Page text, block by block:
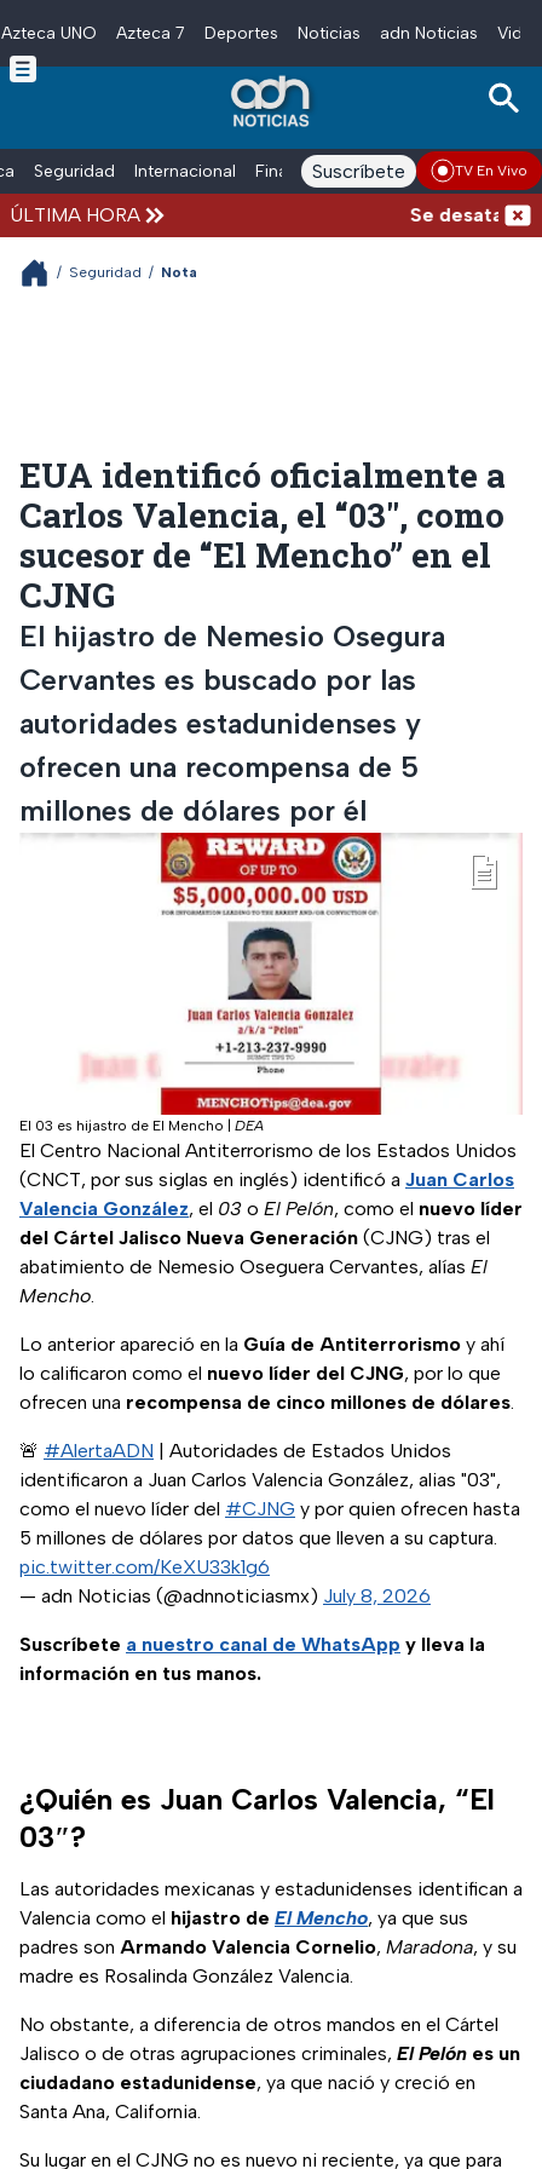
Skip to main content
Azteca UNO Azteca 7 Deportes Noticias adn Noticias
Seguridad Internacional Finanzas adn Noticias Radio
Suscríbete TV En Vivo
ÚLTIMA HORA Se desata
/ Seguridad / Nota
EUA identificó oficialmente a
Carlos Valencia, el “03″, como
sucesor de “El Mencho” en el
CJNG
El hijastro de Nemesio Osegura
Cervantes es buscado por las
autoridades estadunidenses y
ofrecen una recompensa de 5
millones de dólares por él
El 03 es hijastro de El Mencho DEA
El Centro Nacional Antiterrorismo de los Estados Unidos
(CNCT, por sus siglas en inglés) identificó a Juan Carlos
Valencia González, el 03 o El Pelón, como el nuevo líder
del Cártel Jalisco Nueva Generación (CJNG) tras el
abatimiento de Nemesio Oseguera Cervantes, alías El
Mencho.
Lo anterior apareció en la Guía de Antiterrorismo y ahí
lo calificaron como el nuevo líder del CJNG, por lo que
ofrecen una recompensa de cinco millones de dólares.
🚨 #AlertaADN | Autoridades de Estados Unidos
identificaron a Juan Carlos Valencia González, alias "03",
como el nuevo líder del #CJNG y por quien ofrecen hasta
5 millones de dólares por datos que lleven a su captura.
pic.twitter.com/KeXU33k1g6
— adn Noticias (@adnnoticiasmx) July 8, 2026
Suscríbete a nuestro canal de WhatsApp y lleva la
información en tus manos.
¿Quién es Juan Carlos Valencia, “El
03″?
Las autoridades mexicanas y estadunidenses identifican a
Valencia como el hijastro de El Mencho, ya que sus
padres son Armando Valencia Cornelio, Maradona, y su
madre es Rosalinda González Valencia.
No obstante, a diferencia de otros mandos en el Cártel
Jalisco o de otras agrupaciones criminales, El Pelón es un
ciudadano estadunidense, ya que nació y creció en
Santa Ana, California.
Su lugar en el CJNG no es nuevo ni reciente, ya que para